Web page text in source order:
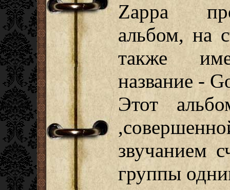
Zappa
альбом, на
также
название -
Этот
звучанием
группы